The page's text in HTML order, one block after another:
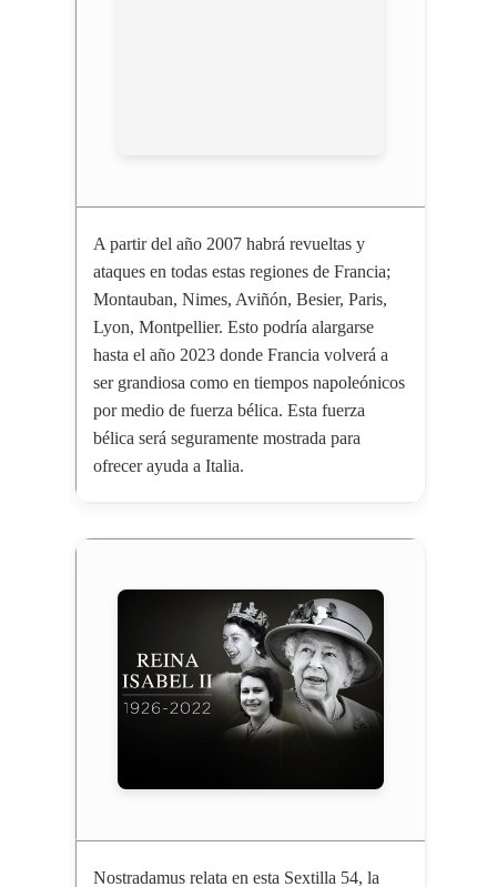
A partir del año 2007 habrá revueltas y
ataques en todas estas regiones de Francia;
Montauban, Nimes, Aviñón, Besier, Paris,
Lyon, Montpellier. Esto podría alargarse
hasta el año 2023 donde Francia volverá a
ser grandiosa como en tiempos napoleónicos
por medio de fuerza bélica. Esta fuerza
bélica será seguramente mostrada para
ofrecer ayuda a Italia.
Nostradamus relata en esta Sextilla 54, la